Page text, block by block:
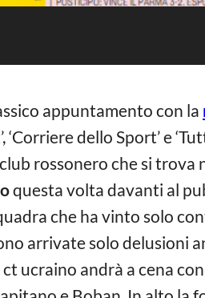
appuntamento con la
‘Corriere dello Sport’ e
rossonero che si
questa volta davanti al
che ha vinto solo
arrivate solo delusioni
ct ucraino andrà a cena